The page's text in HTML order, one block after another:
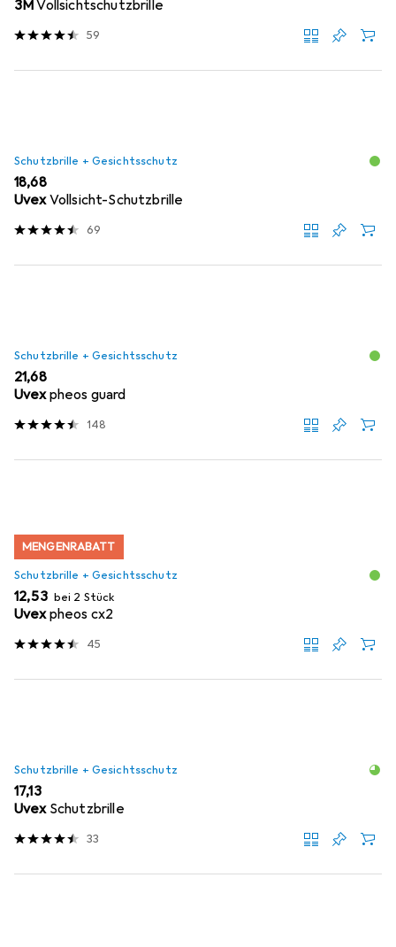
3MVollsichtschutzbrille
59
Schutzbrille + Gesichtsschutz
EUR
18,68
UvexVollsicht-Schutzbrille
69
Schutzbrille + Gesichtsschutz
EUR
21,68
Uvexpheos guard
148
MENGENRABATT
Schutzbrille + Gesichtsschutz
EUR
12,53 bei 2 Stück
Uvexpheos cx2
45
Schutzbrille + Gesichtsschutz
EUR
17,13
Uvex Schutzbrille
33